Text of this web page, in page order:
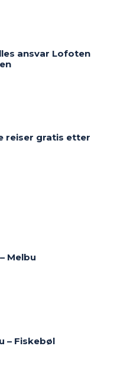
ansvar Lofoten
reiser gratis etter
Melbu
– Fiskebøl